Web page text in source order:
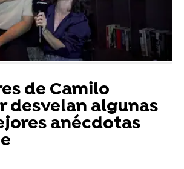
de Camilo
desvelan algunas
anécdotas